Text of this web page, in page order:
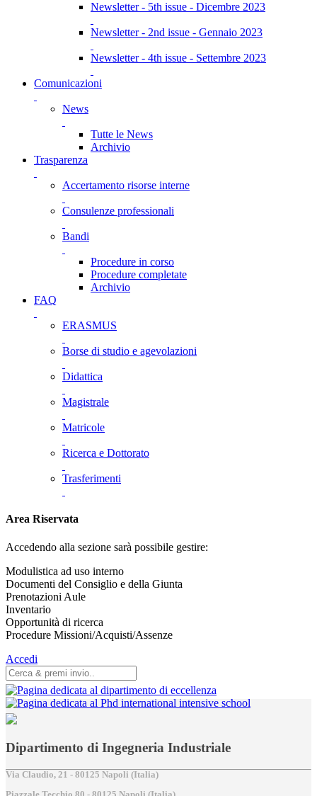
Newsletter - 5th issue - Dicembre 2023
Newsletter - 2nd issue - Gennaio 2023
Newsletter - 4th issue - Settembre 2023
Comunicazioni
News
Tutte le News
Archivio
Trasparenza
Accertamento risorse interne
Consulenze professionali
Bandi
Procedure in corso
Procedure completate
Archivio
FAQ
ERASMUS
Borse di studio e agevolazioni
Didattica
Magistrale
Matricole
Ricerca e Dottorato
Trasferimenti
Area Riservata
Accedendo alla sezione sarà possibile gestire:
Modulistica ad uso interno
Documenti del Consiglio e della Giunta
Prenotazioni Aule
Inventario
Opportunità di ricerca
Procedure Missioni/Acquisti/Assenze
Accedi
Dipartimento di Ingegneria Industriale
Via Claudio, 21 - 80125 Napoli (Italia)